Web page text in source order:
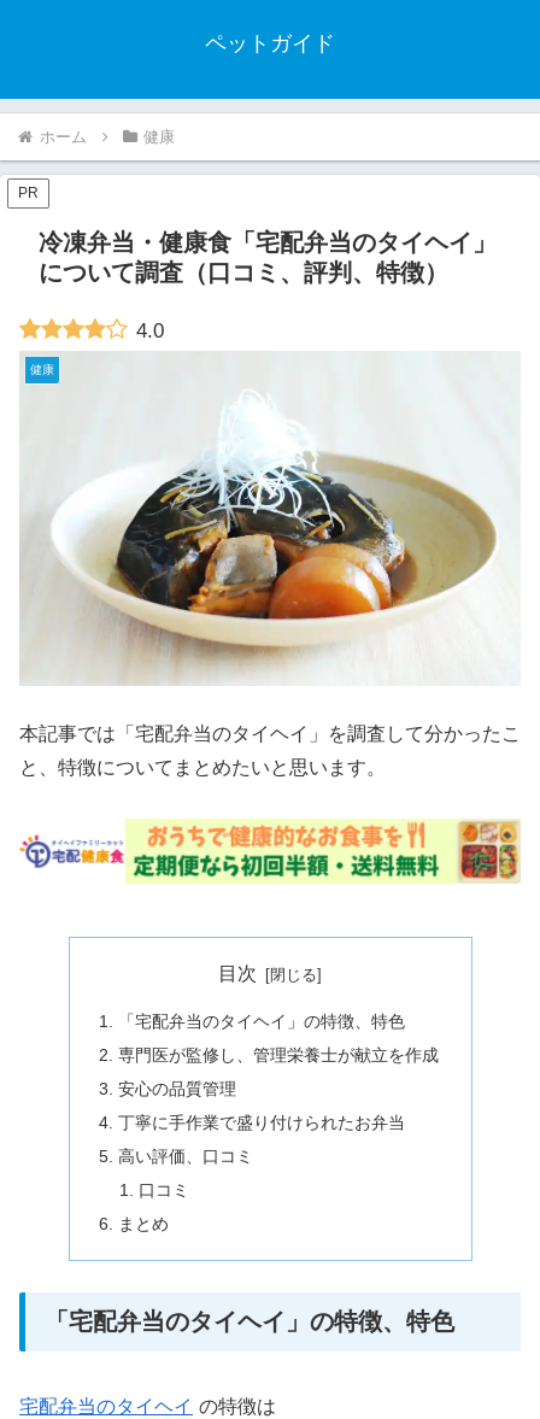
ペットガイド
ホーム 健康
PR
冷凍弁当・健康食「宅配弁当のタイヘイ」
について調査（口コミ、評判、特徴）
4.0
健康
本記事では「宅配弁当のタイヘイ」を調査して分かったこ
と、特徴についてまとめたいと思います。
目次
「宅配弁当のタイヘイ」の特徴、特色
専門医が監修し、管理栄養士が献立を作成
安心の品質管理
丁寧に手作業で盛り付けられたお弁当
高い評価、口コミ
口コミ
まとめ
「宅配弁当のタイヘイ」の特徴、特色
宅配弁当のタイヘイ の特徴は